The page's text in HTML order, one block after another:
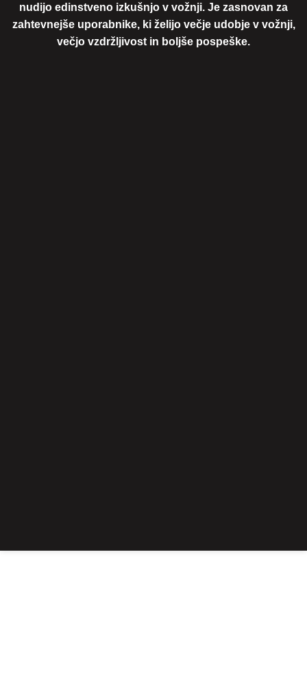
nudijo edinstveno izkušnjo v vožnji. Je zasnovan za
zahtevnejše uporabnike, ki želijo večje udobje v vožnji,
večjo vzdržljivost in boljše pospeške.